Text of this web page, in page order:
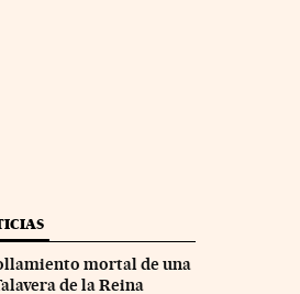
mortal de una
de la Reina